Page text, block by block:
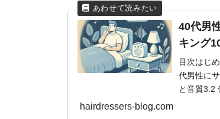
40代男
キング
目次はじ
代男性に
と音質3.2
hairdressers-blog.com